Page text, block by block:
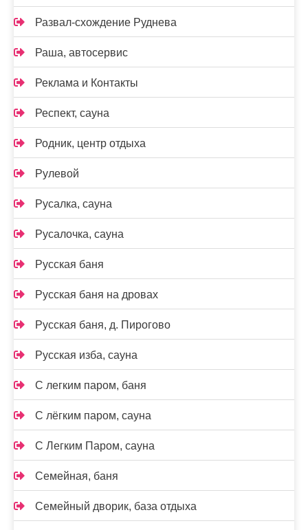
Развал-схождение Руднева
Раша, автосервис
Реклама и Контакты
Респект, сауна
Родник, центр отдыха
Рулевой
Русалка, сауна
Русалочка, сауна
Русская баня
Русская баня на дровах
Русская баня, д. Пирогово
Русская изба, сауна
С легким паром, баня
С лёгким паром, сауна
С Легким Паром, сауна
Семейная, баня
Семейный дворик, база отдыха